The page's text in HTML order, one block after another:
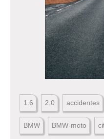
1.6 2.0 accidentes
BMW BMW-moto